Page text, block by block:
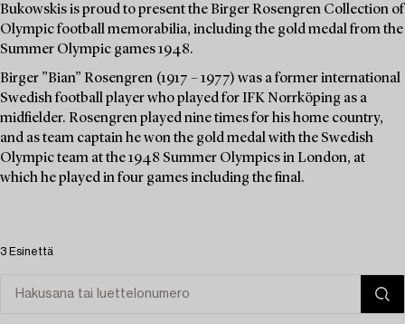
Bukowskis is proud to present the Birger Rosengren Collection of
Olympic football memorabilia, including the gold medal from the
Summer Olympic games 1948.
Birger ”Bian” Rosengren (1917 – 1977) was a former international
Swedish football player who played for IFK Norrköping as a
midfielder. Rosengren played nine times for his home country,
and as team captain he won the gold medal with the Swedish
Olympic team at the 1948 Summer Olympics in London, at
which he played in four games including the final.
3 Esinettä